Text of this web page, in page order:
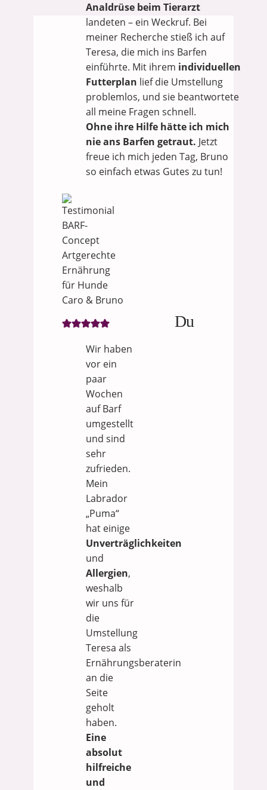
Analdrüse beim Tierarzt
landeten – ein Weckruf. Bei
meiner Recherche stieß ich auf
Teresa, die mich ins Barfen
einführte. Mit ihrem individuellen
Futterplan lief die Umstellung
problemlos, und sie beantwortete
all meine Fragen schnell.
Ohne ihre Hilfe hätte ich mich
nie ans Barfen getraut. Jetzt
freue ich mich jeden Tag, Bruno
so einfach etwas Gutes zu tun!
Caro & Bruno
Wir haben
vor ein
paar
Wochen
auf Barf
umgestellt
und sind
sehr
zufrieden.
Mein
Labrador
„Puma“
hat einige
Unverträglichkeiten
und
Allergien,
weshalb
wir uns für
die
Umstellung
Teresa als
Ernährungsberaterin
an die
Seite
geholt
haben.
Eine
absolut
hilfreiche
und
Du